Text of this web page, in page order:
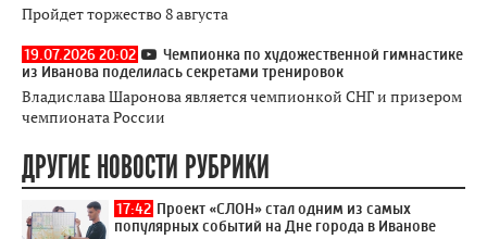
Пройдет торжество 8 августа
19.07.2026 20:02
Чемпионка по художественной гимнастике
из Иванова поделилась секретами тренировок
Владислава Шаронова является чемпионкой СНГ и призером
чемпионата России
ДРУГИЕ НОВОСТИ РУБРИКИ
17:42 Проект «СЛОН» стал одним из самых
популярных событий на Дне города в Иванове